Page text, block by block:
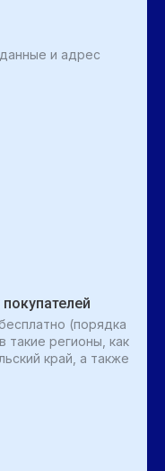
и адрес
(порядка
такие регионы, как
край, а также